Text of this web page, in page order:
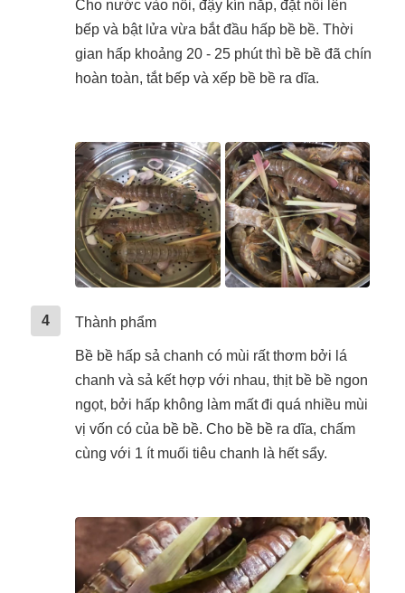
Cho nước vào nồi, đậy kín nắp, đặt nồi lên
bếp và bật lửa vừa bắt đầu hấp bề bề. Thời
gian hấp khoảng 20 - 25 phút thì bề bề đã chín
hoàn toàn, tắt bếp và xếp bề bề ra dĩa.
4 Thành phẩm
Bề bề hấp sả chanh có mùi rất thơm bởi lá
chanh và sả kết hợp với nhau, thịt bề bề ngon
ngọt, bởi hấp không làm mất đi quá nhiều mùi
vị vốn có của bề bề. Cho bề bề ra dĩa, chấm
cùng với 1 ít muối tiêu chanh là hết sẩy.